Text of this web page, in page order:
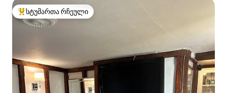
სტუმართა რჩეული მოწინავე ვარიანტი
სტუმართა რჩეული